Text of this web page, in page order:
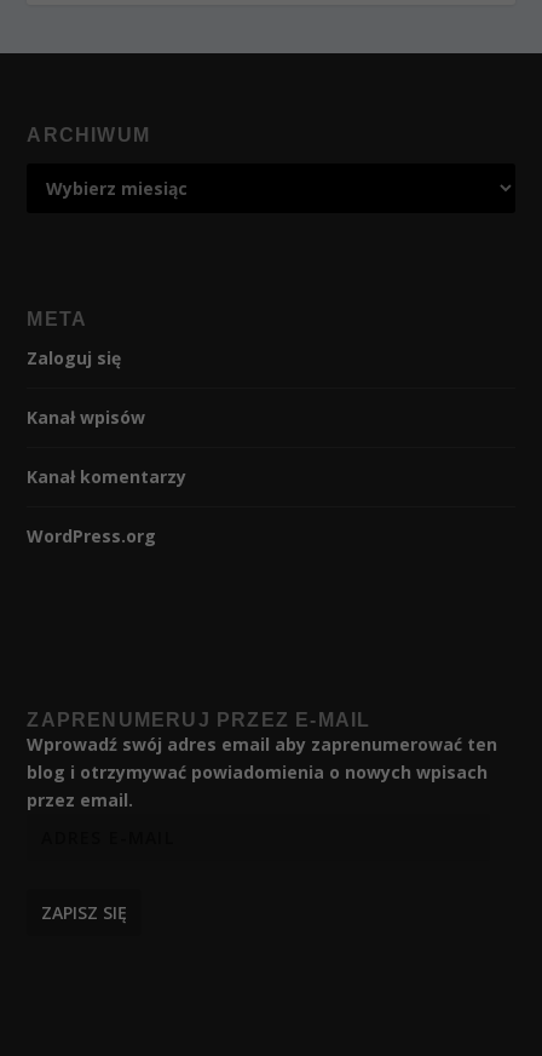
ARCHIWUM
META
Zaloguj się
Kanał wpisów
Kanał komentarzy
WordPress.org
ZAPRENUMERUJ PRZEZ E-MAIL
Wprowadź swój adres email aby zaprenumerować ten
blog i otrzymywać powiadomienia o nowych wpisach
przez email.
ZAPISZ SIĘ